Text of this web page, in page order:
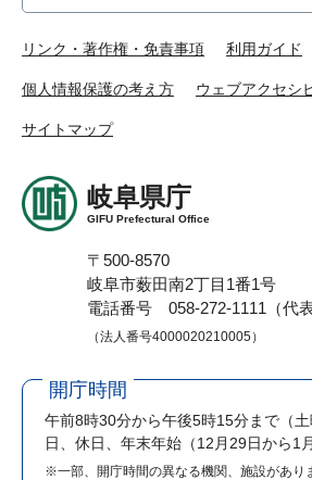
リンク・著作権・免責事項 利用ガイド
個人情報保護の考え方 ウェブアクセシ
サイトマップ
岐阜県庁
GIFU Prefectural Office
〒500-8570
岐阜市薮田南2丁目1番1号
電話番号 058-272-1111（代表
（法人番号4000020210005）
開庁時間
午前8時30分から午後5時15分まで （
日、休日、年末年始（12月29日から1
※一部、開庁時間の異なる機関、施設があり